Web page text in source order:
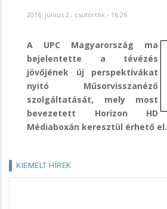
2016. június 2., csütörtök - 16:26
A UPC Magyarország ma
bejelentette a tévézés
jövőjének új perspektívákat
nyitó Műsorvisszanéző
szolgáltatását, mely most
bevezetett Horizon HD
Médiaboxán keresztül érhető el.
KIEMELT HÍREK